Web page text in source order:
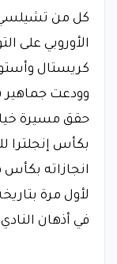
كل من تشيلسي
الأوروبي على
كريستال
وودعت جماهير
حقق مسيرة
بكأس إنجلترا
انجازاته بكأس
لأول مرة
في أذهان